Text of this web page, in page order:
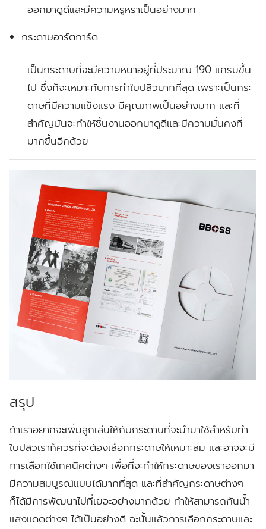
ออกมาดูดีและมีความหรูหราเป็นอย่างมาก
กระดาษอาร์ตการ์ด
เป็นกระดาษที่จะมีความหนาอยู่ที่ประมาณ 190 แกรมขึ้น
ไป ซึ่งก็จะเหมาะกับการทำใบปลิวมากที่สุด เพราะเป็นกระ
ดาษที่มีความแข็งแรง มีคุณภาพเป็นอย่างมาก และที่
สำคัญมันจะทำให้ชิ้นงานออกมาดูดีและมีความมั่นคงที่
มากขึ้นอีกด้วย
สรุป
ถ้าเราอยากจะเพิ่มลูกเล่นให้กับกระดาษที่จะนำมาใช้สำหรับทำ
ใบปลิวเราก็ควรที่จะต้องเลือกกระดาษให้เหมาะสม และอาจจะมี
การเลือกใช้เทคนิคต่างๆ เพื่อที่จะทำให้กระดาษของเราออกมา
มีความสมบูรณ์แบบได้มากที่สุด และที่สำคัญกระดาษต่างๆ
ก็ได้มีการพัฒนาไปที่เยอะอย่างมากด้วย ทำให้สามารถกันน้ำ
แสงแดดต่างๆ ได้เป็นอย่างดี ฉะนั้นแล้วการเลือกกระดาษและ